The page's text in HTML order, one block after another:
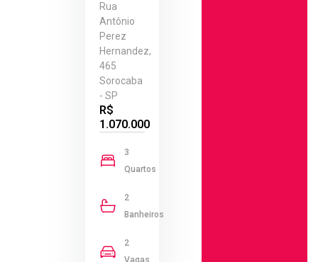
Rua
Antônio
Perez
Hernandez,
465
Sorocaba
- SP
R$
1.070.000
3
Quartos
2
Banheiros
2
Vagas